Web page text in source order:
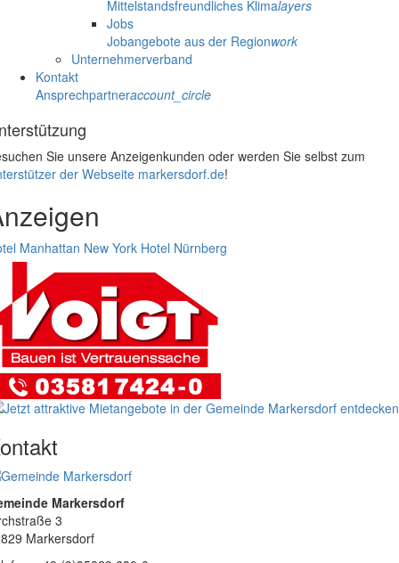
Mittelstandsfreundliches Klimalayers
Jobs
Jobangebote aus der Regionwork
Unternehmerverband
Kontakt
Ansprechpartneraccount_circle
Sie unsere Anzeigenkunden oder werden Sie selbst zum
der Webseite markersdorf.de!
Manhattan New York Hotel Nürnberg
Markersdorf
3
Markersdorf